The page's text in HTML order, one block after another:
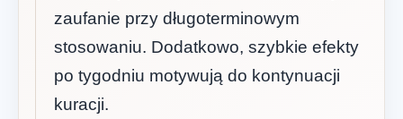
zaufanie przy długoterminowym
stosowaniu. Dodatkowo, szybkie efekty
po tygodniu motywują do kontynuacji
kuracji.